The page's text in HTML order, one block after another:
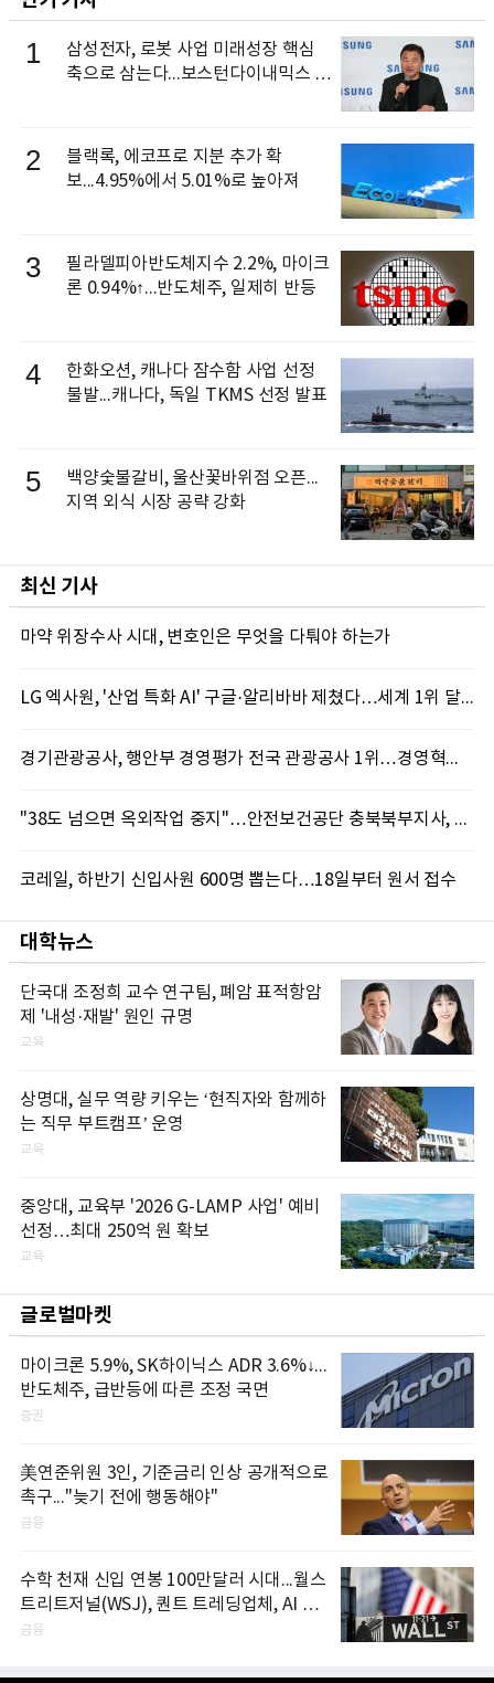
1
삼성전자, 로봇 사업 미래성장 핵심
축으로 삼는다...보스턴다이내믹스 출
2
블랙록, 에코프로 지분 추가 확
보...4.95%에서 5.01%로 높아져
3
필라델피아반도체지수 2.2%, 마이크
론 0.94%↑...반도체주, 일제히 반등
4
한화오션, 캐나다 잠수함 사업 선정
불발...캐나다, 독일 TKMS 선정 발표
5
백양숯불갈비, 울산꽃바위점 오픈...
지역 외식 시장 공략 강화
최신 기사
마약 위장수사 시대, 변호인은 무엇을 다퉈야 하는가
LG 엑사원, '산업 특화 AI' 구글·알리바바 제쳤다…세계 1위 달성
경기관광공사, 행안부 경영평가 전국 관광공사 1위…경영혁신 성과 인정
"38도 넘으면 옥외작업 중지"…안전보건공단 충북북부지사, 코레일과 폭염 예방 캠페인
코레일, 하반기 신입사원 600명 뽑는다…18일부터 원서 접수
대학뉴스
단국대 조정희 교수 연구팀, 폐암 표적항암
제 '내성·재발' 원인 규명
교육
상명대, 실무 역량 키우는 ‘현직자와 함께하
는 직무 부트캠프’ 운영
교육
중앙대, 교육부 '2026 G-LAMP 사업' 예비
선정…최대 250억 원 확보
교육
글로벌마켓
마이크론 5.9%, SK하이닉스 ADR 3.6%↓...
반도체주, 급반등에 따른 조정 국면
증권
美연준위원 3인, 기준금리 인상 공개적으로
촉구..."늦기 전에 행동해야"
금융
수학 천재 신입 연봉 100만달러 시대...월스
트리트저널(WSJ), 퀀트 트레딩업체, AI 기
업들 인재 확보 경쟁
금융